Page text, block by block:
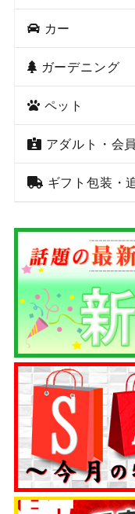
カー
ガーデニング
ペット
アダルト・会
ギフト包装・